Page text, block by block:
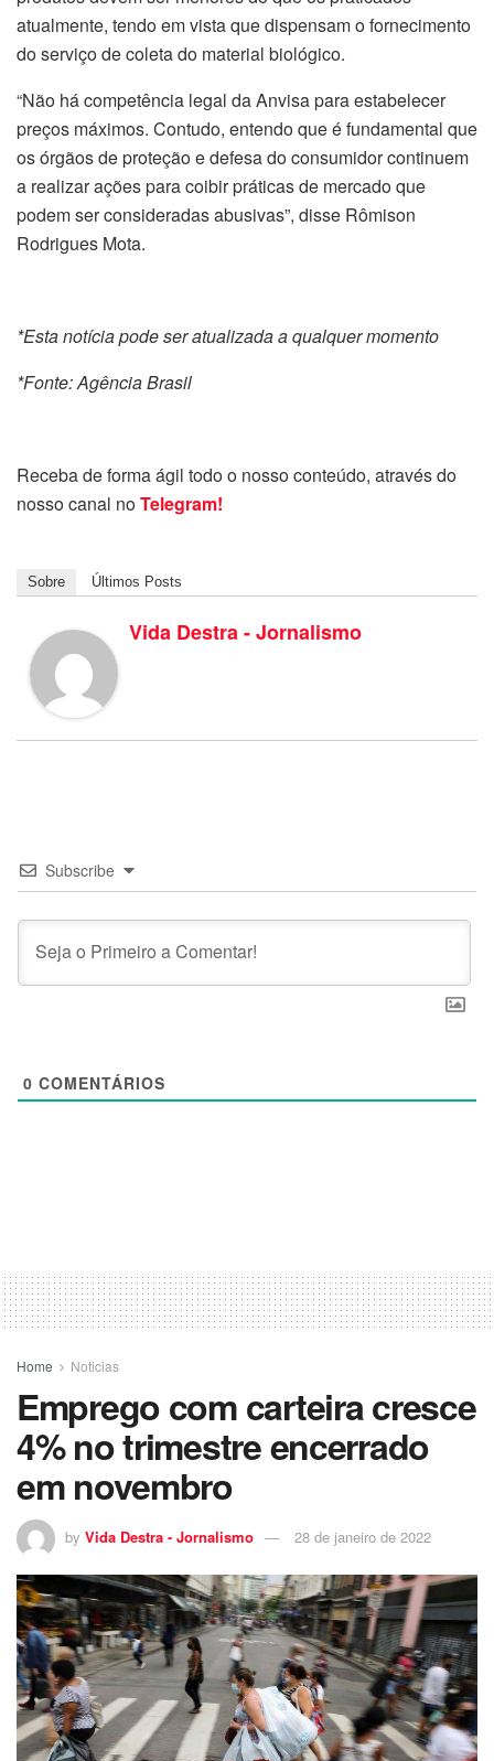
atualmente, tendo em vista que dispensam o fornecimento
do serviço de coleta do material biológico.
“Não há competência legal da Anvisa para estabelecer
preços máximos. Contudo, entendo que é fundamental que
os órgãos de proteção e defesa do consumidor continuem
a realizar ações para coibir práticas de mercado que
podem ser consideradas abusivas”, disse Rômison
Rodrigues Mota.
*Esta notícia pode ser atualizada a qualquer momento
*Fonte: Agência Brasil
Receba de forma ágil todo o nosso conteúdo, através do
nosso canal noTelegram!
Sobre Últimos Posts
Vida Destra - Jornalismo
Subscribe
0 COMENTÁRIOS
Home Noticias
Emprego com carteira cresce
4% no trimestre encerrado
em novembro
by Vida Destra - Jornalismo 28 de janeiro de 2022